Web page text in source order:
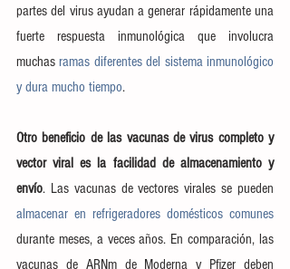
partes del virus ayudan a generar rápidamente una
fuerte respuesta inmunológica que involucra
muchas ramas diferentes del sistema inmunológico
y dura mucho tiempo.
Otro beneficio de las vacunas de virus completo y
vector viral es la facilidad de almacenamiento y
envío
almacenar en refrigeradores domésticos comunes
durante meses, a veces años. En comparación, las